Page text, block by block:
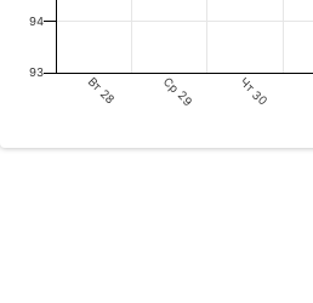
Вт 28 Ср 29 Чт 30
93
94